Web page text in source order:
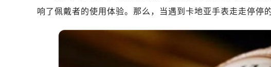
响了佩戴者的使用体验。那么，当遇到卡地亚手表走走停停